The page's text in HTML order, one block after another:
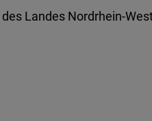
des Landes Nordrhein-